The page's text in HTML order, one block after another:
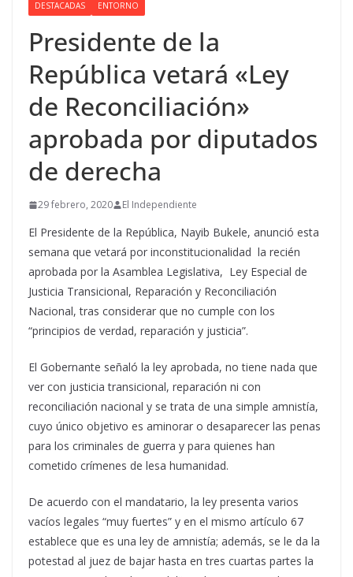
DESTACADAS ENTORNO
Presidente de la
República vetará «Ley
de Reconciliación»
aprobada por diputados
de derecha
29 febrero, 2020 El Independiente
El Presidente de la República, Nayib Bukele, anunció esta
semana que vetará por inconstitucionalidad la recién
aprobada por la Asamblea Legislativa, Ley Especial de
Justicia Transicional, Reparación y Reconciliación
Nacional, tras considerar que no cumple con los
“principios de verdad, reparación y justicia”.
El Gobernante señaló la ley aprobada, no tiene nada que
ver con justicia transicional, reparación ni con
reconciliación nacional y se trata de una simple amnistía,
cuyo único objetivo es aminorar o desaparecer las penas
para los criminales de guerra y para quienes han
cometido crímenes de lesa humanidad.
De acuerdo con el mandatario, la ley presenta varios
vacíos legales “muy fuertes” y en el mismo artículo 67
establece que es una ley de amnistía; además, se le da la
potestad al juez de bajar hasta en tres cuartas partes la